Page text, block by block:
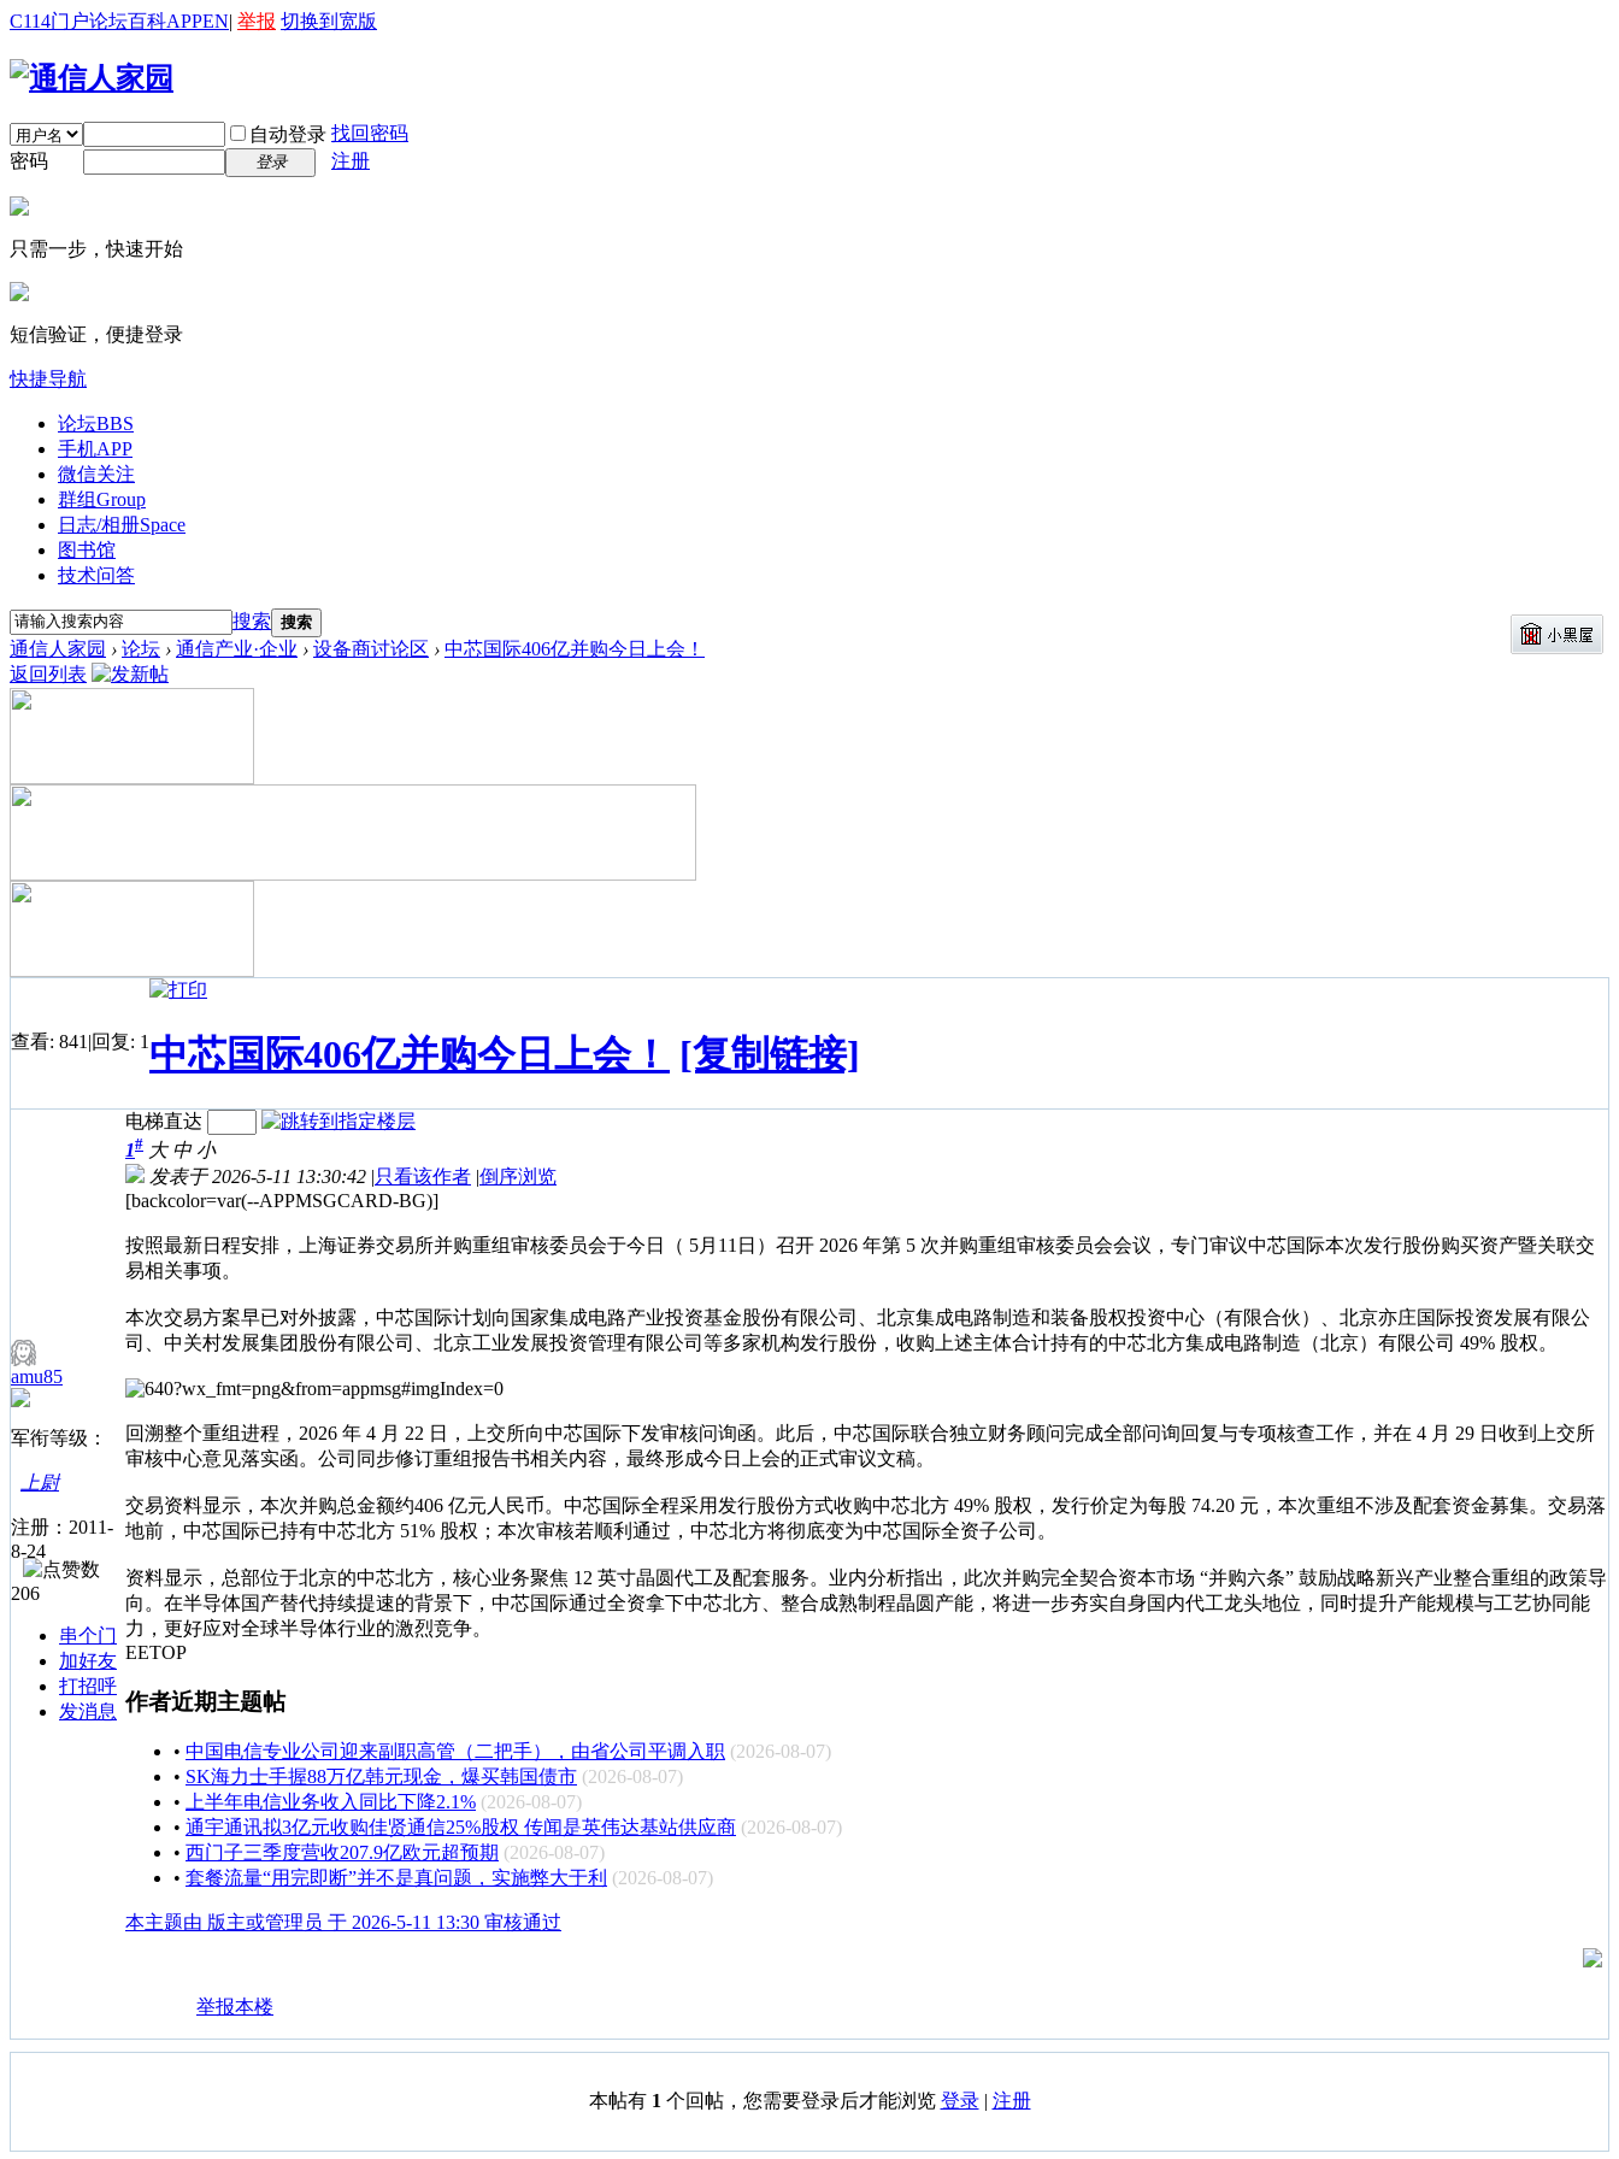
C114门户论坛百科APPEN| 举报 切换到宽版
自动登录 找回密码
密码
登录 注册
只需一步，快速开始
短信验证，便捷登录
快捷导航
论坛BBS
手机APP
微信关注
群组Group
日志/相册Space
图书馆
技术问答
搜索 搜索
通信人家园 › 论坛 › 通信产业·企业 › 设备商讨论区 › 中芯国际406亿并购今日上会！
返回列表
查看: 841 |回复: 1 中芯国际406亿并购今日上会！ [复制链接]
amu85
军衔等级：
上尉
注册：2011-
8-24
206
串个门
加好友
打招呼
发消息
电梯直达
1# 大 中 小
发表于 2026-5-11 13:30:42 |只看该作者 |倒序浏览
[backcolor=var(--APPMSGCARD-BG)]
按照最新日程安排，上海证券交易所并购重组审核委员会于今日（ 5月11日）召开 2026 年第 5 次并购重组审核委员会会议，专门审议中芯国际本次发行股份购买资产暨关联交
易相关事项。
本次交易方案早已对外披露，中芯国际计划向国家集成电路产业投资基金股份有限公司、北京集成电路制造和装备股权投资中心（有限合伙）、北京亦庄国际投资发展有限公
司、中关村发展集团股份有限公司、北京工业发展投资管理有限公司等多家机构发行股份，收购上述主体合计持有的中芯北方集成电路制造（北京）有限公司 49% 股权。
回溯整个重组进程，2026 年 4 月 22 日，上交所向中芯国际下发审核问询函。此后，中芯国际联合独立财务顾问完成全部问询回复与专项核查工作，并在 4 月 29 日收到上交所
审核中心意见落实函。公司同步修订重组报告书相关内容，最终形成今日上会的正式审议文稿。
交易资料显示，本次并购总金额约406 亿元人民币。中芯国际全程采用发行股份方式收购中芯北方 49% 股权，发行价定为每股 74.20 元，本次重组不涉及配套资金募集。交易落
地前，中芯国际已持有中芯北方 51% 股权；本次审核若顺利通过，中芯北方将彻底变为中芯国际全资子公司。
资料显示，总部位于北京的中芯北方，核心业务聚焦 12 英寸晶圆代工及配套服务。业内分析指出，此次并购完全契合资本市场 “并购六条” 鼓励战略新兴产业整合重组的政策导
向。在半导体国产替代持续提速的背景下，中芯国际通过全资拿下中芯北方、整合成熟制程晶圆产能，将进一步夯实自身国内代工龙头地位，同时提升产能规模与工艺协同能
力，更好应对全球半导体行业的激烈竞争。
EETOP
作者近期主题帖
• 中国电信专业公司迎来副职高管（二把手），由省公司平调入职 (2026-08-07)
• SK海力士手握88万亿韩元现金，爆买韩国债市 (2026-08-07)
•
上半年电信业务收入同比下降2.1% (2026-08-07)
• 通宇通讯拟3亿元收购佳贤通信25%股权 传闻是英伟达基站供应商 (2026-08-07)
• 西门子三季度营收207.9亿欧元超预期 (2026-08-07)
• 套餐流量“用完即断”并不是真问题，实施弊大于利 (2026-08-07)
本主题由 版主或管理员 于 2026-5-11 13:30 审核通过
举报本楼
本帖有 1 个回帖，您需要登录后才能浏览 登录| 注册